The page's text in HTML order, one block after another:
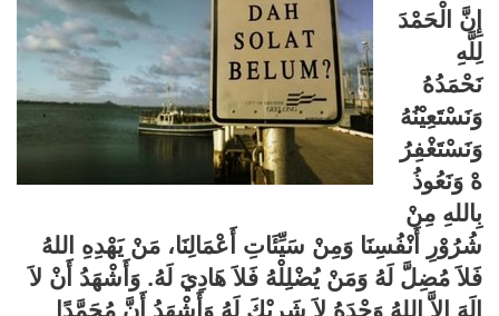
إِنَّ الْحَمْدَ
لِلَّهِ
نَحْمَدُهُ
وَنَسْتَعِيْنُهُ
وَنَسْتَغْفِرُ
هْ وَنَعُوذُ
بِاللهِ مِنْ
شُرُوْرِ أَنْفُسِنَا وَمِنْ سَيِّئَاتِ أَعْمَالِنَا، مَنْ يَهْدِهِ اللهُ
فَلاَ مُضِلَّ لَهُ وَمَنْ يُضْلِلْهُ فَلاَ هَادِيَ لَهُ. وَأَشْهَدُ أَنْ لاَ
إِلَهَ إِلاَّ اللهُ وَحْدَهُ لاَ شَرِيْكَ لَهُ وَأَشْهَدُ أَنَّ مُحَمَّدًا